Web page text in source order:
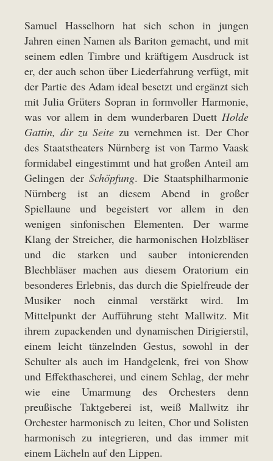
Samuel Hasselhorn hat sich schon in jungen
Jahren einen Namen als Bariton gemacht, und mit
seinem edlen Timbre und kräftigem Ausdruck ist
er, der auch schon über Liederfahrung verfügt, mit
der Partie des Adam ideal besetzt und ergänzt sich
mit Julia Grüters Sopran in formvoller Harmonie,
was vor allem in dem wunderbaren Duett Holde
Gattin, dir zu Seite zu vernehmen ist. Der Chor
des Staatstheaters Nürnberg ist von Tarmo Vaask
formidabel eingestimmt und hat großen Anteil am
Gelingen der Schöpfung. Die Staatsphilharmonie
Nürnberg ist an diesem Abend in großer
Spiellaune und begeistert vor allem in den
wenigen sinfonischen Elementen. Der warme
Klang der Streicher, die harmonischen Holzbläser
und die starken und sauber intonierenden
Blechbläser machen aus diesem Oratorium ein
besonderes Erlebnis, das durch die Spielfreude der
Musiker noch einmal verstärkt wird. Im
Mittelpunkt der Aufführung steht Mallwitz. Mit
ihrem zupackenden und dynamischen Dirigierstil,
einem leicht tänzelnden Gestus, sowohl in der
Schulter als auch im Handgelenk, frei von Show
und Effekthascherei, und einem Schlag, der mehr
wie eine Umarmung des Orchesters denn
preußische Taktgeberei ist, weiß Mallwitz ihr
Orchester harmonisch zu leiten, Chor und Solisten
harmonisch zu integrieren, und das immer mit
einem Lächeln auf den Lippen.